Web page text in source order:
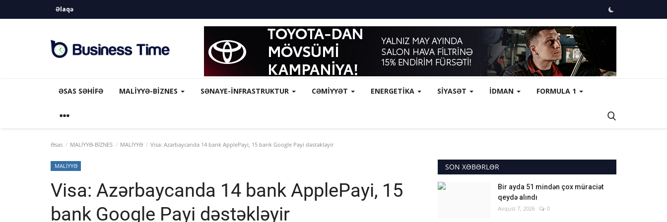
Əlaqə
ƏSAS SƏHIFƏ MALİYYƏ-BİZNES SƏNAYE-İNFRASTRUKTUR CƏMİYYƏT ENERGETİKA SİYASƏT İDMAN FORMULA 1
Əsas MALİYYƏ-BİZNES MALİYYƏ Visa: Azərbaycanda 14 bank ApplePayi, 15 bank Google Payi dəstəkləyir
MALİYYƏ
Visa: Azərbaycanda 14 bank ApplePayi, 15
bank Google Payi dəstəkləyir
SON XƏBƏRLƏR
Bir ayda 51 mindən çox müraciət
qeydə alındı
Avqust 7, 2026 0